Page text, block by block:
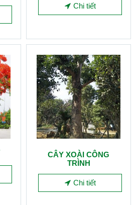
Chi tiết
CÂY XOÀI CÔNG
TRÌNH
Chi tiết